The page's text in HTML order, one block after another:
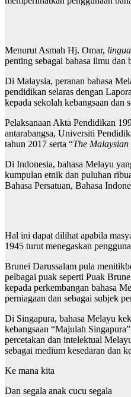
Menurut Asmah Hj. Omar,
penting sebagai bahasa ilmu dan
Di Malaysia, peranan bahasa
pendidikan selaras dengan
kepada sekolah kebangsaan dan
Pelaksanaan Akta Pendidikan
antarabangsa, Universiti
tahun 2017 serta “The
Di Indonesia, bahasa Melayu
kumpulan etnik dan puluhan
Bahasa Persatuan, Bahasa
Hal ini dapat dilihat apabila
1945 turut menegaskan
Brunei Darussalam pula
pelbagai puak seperti Puak
kepada perkembangan bahasa
perniagaan dan sebagai subjek
Di Singapura, bahasa Melayu
kebangsaan “Majulah
percetakan dan intelektual
sebagai medium kesedaran dan
Ke mana kita
Dan segala anak cucu segala